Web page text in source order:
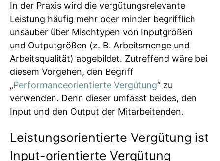
In der Praxis wird die vergütungsrelevante
Leistung häufig mehr oder minder begrifflich
unsauber über Mischtypen von Inputgrößen
und Outputgrößen (z. B. Arbeitsmenge und
Arbeitsqualität) abgebildet. Zutreffend wäre bei
diesem Vorgehen, den Begriff
„Performanceorientierte Vergütung“ zu
verwenden. Denn dieser umfasst beides, den
Input und den Output der Mitarbeitenden.
Leistungsorientierte Vergütung ist
Input-orientierte Vergütung